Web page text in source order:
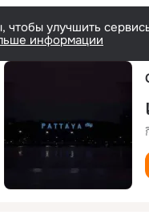
улучшить
информации